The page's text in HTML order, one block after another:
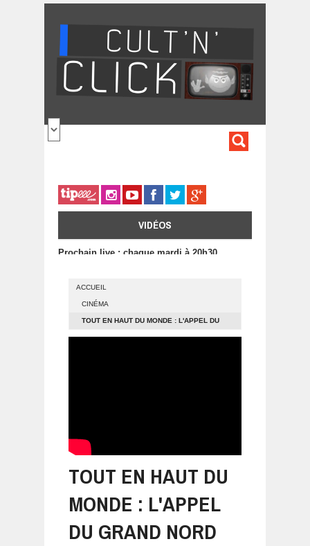
VIDÉOS
Prochain live : chaque mardi à 20h30
ACCUEIL
CINÉMA
TOUT EN HAUT DU MONDE : L'APPEL DU
GRAND NORD
TOUT EN HAUT DU
MONDE : L'APPEL
DU GRAND NORD